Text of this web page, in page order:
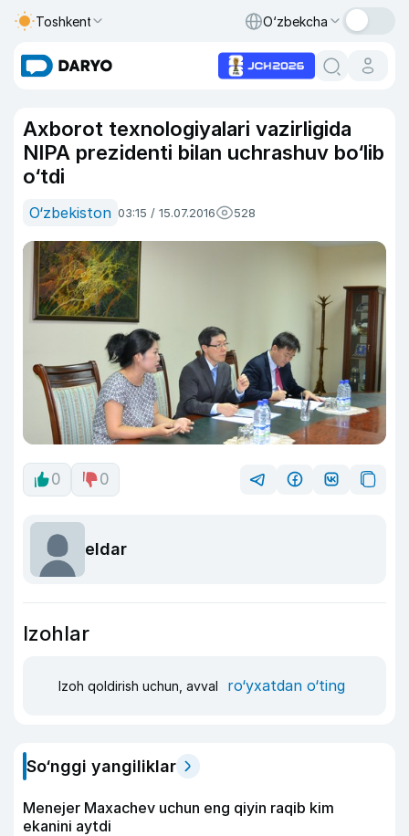
Toshkent O‘zbekcha
Axborot texnologiyalari vazirligida
NIPA prezidenti bilan uchrashuv bo‘lib
o‘tdi
O‘zbekiston 03:15 / 15.07.2016 528
0 0
eldar
Izohlar
Izoh qoldirish uchun, avval ro‘yxatdan o‘ting
So‘nggi yangiliklar
Menejer Maxachev uchun eng qiyin raqib kim
ekanini aytdi